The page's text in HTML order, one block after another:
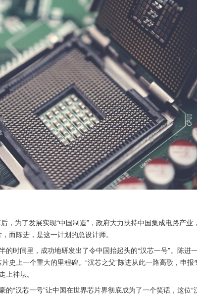
，为了发展实现“中国制造”，政府大力扶持中国集成电路产业
而陈进，是这一计划的总设计师。
时间里，成功地研发出了令中国抬起头的“汉芯一号”。陈进
史上一个重大的里程碑。“汉芯之父”陈进从此一路高歌，申
神坛。
“汉芯一号”让中国在世界芯片界彻底成为了一个笑话，这位“